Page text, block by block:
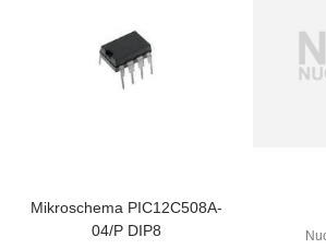
Mikroschema PIC12C508A-
04/P DIP8